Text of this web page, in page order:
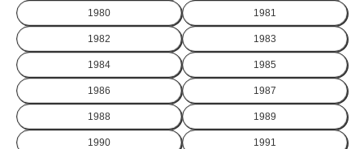
1980 1981
1982 1983
1984 1985
1986 1987
1988 1989
1990 1991